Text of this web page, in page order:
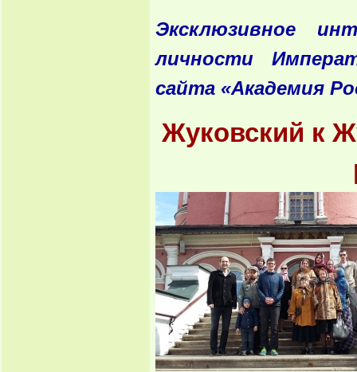
Эксклюзивное
личности
сайта «Академия
Жуковский к